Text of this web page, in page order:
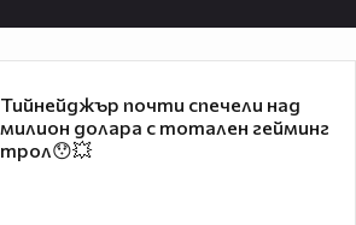
Тийнейджър почти спечели над
милион долара с тотален гейминг
трол😯💥